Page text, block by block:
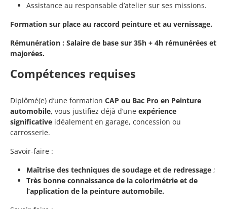
Assistance au responsable d’atelier sur ses missions.
Formation sur place au raccord peinture et au vernissage.
Rémunération : Salaire de base sur 35h + 4h rémunérées et
majorées.
Compétences requises
Diplômé(e) d’une formation CAP ou Bac Pro en Peinture
automobile, vous justifiez déjà d’une expérience
significative idéalement en garage, concession ou
carrosserie.
Savoir-faire :
Maîtrise des techniques de soudage et de redressage ;
Très bonne connaissance de la colorimétrie et de
l’application de la peinture automobile.